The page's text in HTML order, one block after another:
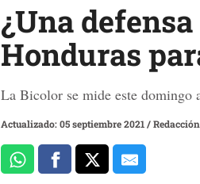
¿Una
Honduras
La Bicolor se mide este domingo
Actualizado: 05 septiembre 2021 /Redacción